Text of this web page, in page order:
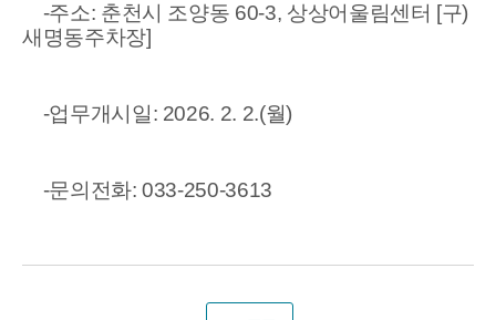
-주소: 춘천시 조양동 60-3, 상상어울림센터 [구)
새명동주차장]
-업무개시일: 2026. 2. 2.(월)
-문의전화: 033-250-3613